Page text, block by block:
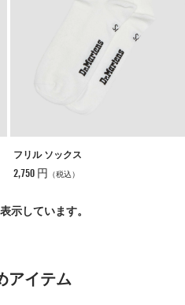
フリル ソックス
2,750 円 （税込）
示しています。
アイテム